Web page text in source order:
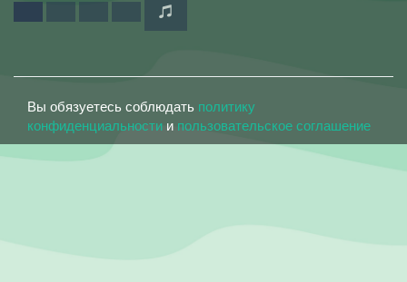
Вы обязуетесь соблюдать политику
конфиденциальности и пользовательское соглашение